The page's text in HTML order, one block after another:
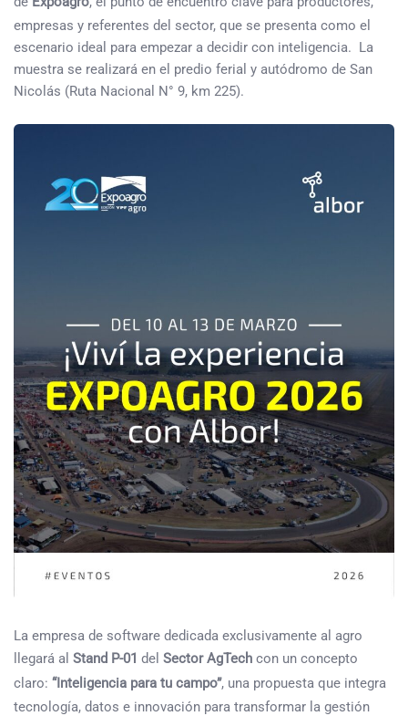
empresas y referentes del sector, que se presenta como el
escenario ideal para empezar a decidir con inteligencia. La
muestra se realizará en el predio ferial y autódromo de San
Nicolás (Ruta Nacional N° 9, km 225).
La empresa de software dedicada exclusivamente al agro
llegará al Stand P-01 del Sector AgTech con un concepto
claro: “Inteligencia para tu campo”, una propuesta que integra
tecnología, datos e innovación para transformar la gestión